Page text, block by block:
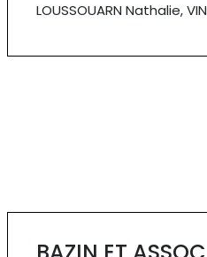
LOUSSOUARN Nathalie,